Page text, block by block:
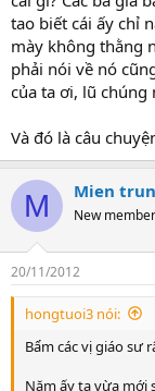
tao biết cái ấy chỉ
mày không thằng
phải nói về nó
của ta ơi, lũ
Và đó là câu
M Mien
New member
20/11/2012
hongtuoi3 nói:
Bẩm các vị giáo sư
Năm ấy ta vừa mới